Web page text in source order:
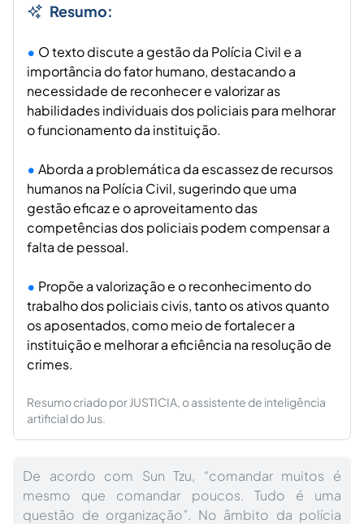
Resumo:
O texto discute a gestão da Polícia Civil e a
importância do fator humano, destacando a
necessidade de reconhecer e valorizar as
habilidades individuais dos policiais para melhorar
o funcionamento da instituição.
Aborda a problemática da escassez de recursos
humanos na Polícia Civil, sugerindo que uma
gestão eficaz e o aproveitamento das
competências dos policiais podem compensar a
falta de pessoal.
Propõe a valorização e o reconhecimento do
trabalho dos policiais civis, tanto os ativos quanto
os aposentados, como meio de fortalecer a
instituição e melhorar a eficiência na resolução de
crimes.
Resumo criado por JUSTICIA, o assistente de inteligência
artificial do Jus.
De acordo com Sun Tzu, “comandar muitos é
mesmo que comandar poucos. Tudo é uma
questão de organização”. No âmbito da polícia